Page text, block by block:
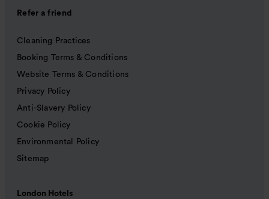
Refer a friend
Cleaning Practices
Booking Terms & Conditions
Website Terms & Conditions
Privacy Policy
Anti-Slavery Policy
Cookie Policy
Environmental Policy
Sitemap
London Hotels